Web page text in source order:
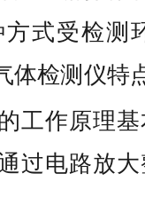
式受检测
体检测仪特
工作原理
过电路放